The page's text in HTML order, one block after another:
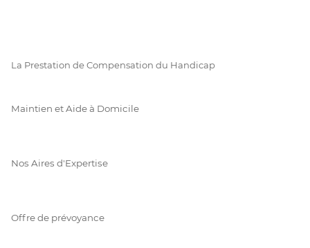
La Prestation de Compensation du Handicap
Maintien et Aide à Domicile
Nos Aires d'Expertise
Offre de prévoyance